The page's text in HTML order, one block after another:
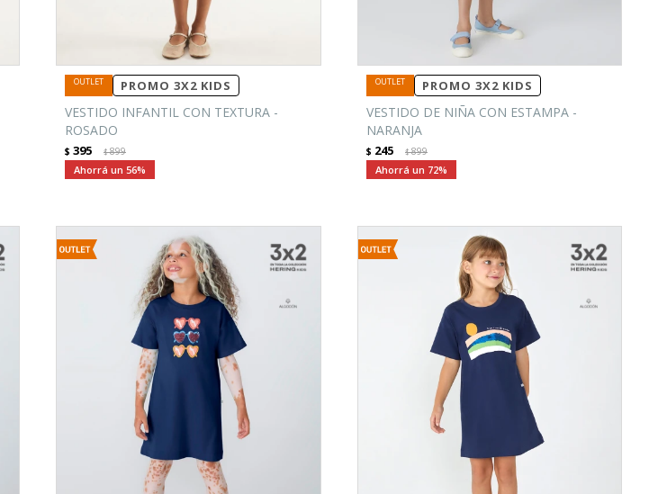
PROMO 3X2 KIDS
VESTIDO INFANTIL CON TEXTURA -
ROSADO
$ 395 $899
56
PROMO 3X2 KIDS
VESTIDO DE NIÑA CON ESTAMPA -
NARANJA
$ 245 $899
72